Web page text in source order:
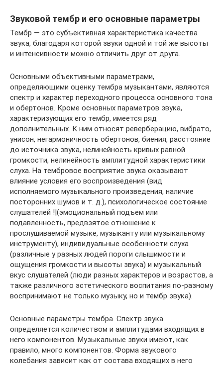
Звуковой тембр и его основные параметры
Тембр — это субъективная характеристика качества
звука, благодаря которой звуки одной и той же высоты
и интенсивности можно отличить друг от друга.
Основными объективными параметрами,
определяющими оценку тембра музыкантами, являются
спектр и характер переходного процесса основного тона
и обертонов. Кроме основных параметров звука,
характеризующих его тембр, имеется ряд
дополнительных. К ним относят реверберацию, вибрато,
унисон, негармоничность обертонов, биения, расстояние
до источника звука, нелинейность кривых равной
громкости, нелинейность амплитудной характеристики
слуха. На тембровое восприятие звука оказывают
влияние условия его воспроизведения (вид
исполняемого музыкального произведения, наличие
посторонних шумов и т. д.), психологическое состояние
слушателей !|(эмоциональный подъем или
подавленность, предвзятое отношение к
прослушиваемой музыке, музыканту или музыкальному
инструменту), индивидуальные особенности слуха
(различные у разных людей пороги слышимости и
ощущения громкости и высоты звука) и музыкальный
вкус слушателей (люди разных характеров и возрастов, а
также различного эстетического воспитания по-разному
воспринимают не только музыку, но и тембр звука).
Основные параметры тембра. Спектр звука
определяется количеством и амплитудами входящих в
него компонентов. Музыкальные звуки имеют, как
правило, много компонентов. Форма звукового
колебания зависит как от состава входящих в него